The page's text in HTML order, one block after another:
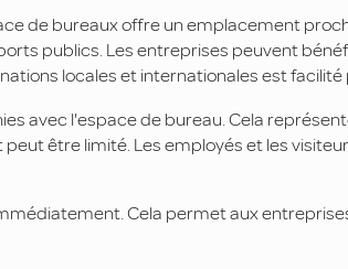
de bureaux offre un emplacement
publics. Les entreprises peuvent
locales et internationales est
avec l'espace de bureau. Cela
être limité. Les employés et les
Cela permet aux